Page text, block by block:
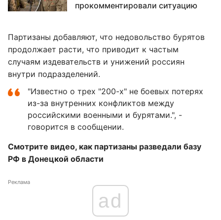
прокомментировали ситуацию
Партизаны добавляют, что недовольство бурятов
продолжает расти, что приводит к частым
случаям издевательств и унижений россиян
внутри подразделений.
"Известно о трех "200-х" не боевых потерях
из-за внутренних конфликтов между
российскими военными и бурятами.", -
говорится в сообщении.
Смотрите видео, как партизаны разведали базу
РФ в Донецкой области
Реклама
ad